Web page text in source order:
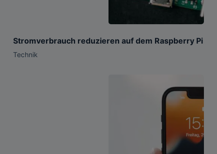
Stromverbrauch reduzieren auf dem Raspberry Pi
Technik